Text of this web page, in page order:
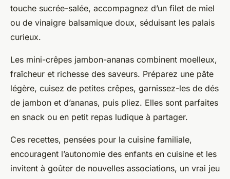
touche sucrée-salée, accompagnez d’un filet de miel
ou de vinaigre balsamique doux, séduisant les palais
curieux.
Les mini-crêpes jambon-ananas combinent moelleux,
fraîcheur et richesse des saveurs. Préparez une pâte
légère, cuisez de petites crêpes, garnissez-les de dés
de jambon et d’ananas, puis pliez. Elles sont parfaites
en snack ou en petit repas ludique à partager.
Ces recettes, pensées pour la cuisine familiale,
encouragent l’autonomie des enfants en cuisine et les
invitent à goûter de nouvelles associations, un vrai jeu